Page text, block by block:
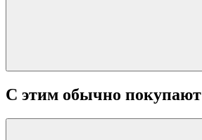
С этим обычно покупают